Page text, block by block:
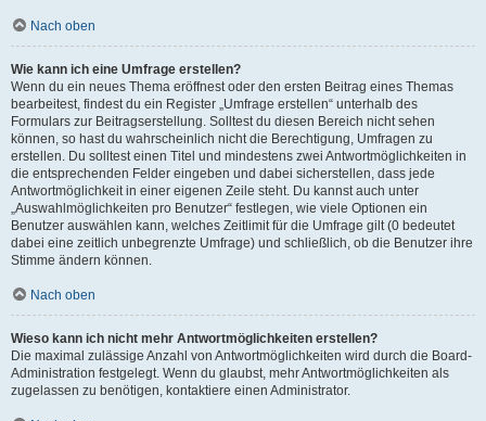
Nach oben
Wie kann ich eine Umfrage erstellen?
Wenn du ein neues Thema eröffnest oder den ersten Beitrag eines Themas
bearbeitest, findest du ein Register „Umfrage erstellen“ unterhalb des
Formulars zur Beitragserstellung. Solltest du diesen Bereich nicht sehen
können, so hast du wahrscheinlich nicht die Berechtigung, Umfragen zu
erstellen. Du solltest einen Titel und mindestens zwei Antwortmöglichkeiten in
die entsprechenden Felder eingeben und dabei sicherstellen, dass jede
Antwortmöglichkeit in einer eigenen Zeile steht. Du kannst auch unter
„Auswahlmöglichkeiten pro Benutzer“ festlegen, wie viele Optionen ein
Benutzer auswählen kann, welches Zeitlimit für die Umfrage gilt (0 bedeutet
dabei eine zeitlich unbegrenzte Umfrage) und schließlich, ob die Benutzer ihre
Stimme ändern können.
Nach oben
Wieso kann ich nicht mehr Antwortmöglichkeiten erstellen?
Die maximal zulässige Anzahl von Antwortmöglichkeiten wird durch die Board-
Administration festgelegt. Wenn du glaubst, mehr Antwortmöglichkeiten als
zugelassen zu benötigen, kontaktiere einen Administrator.